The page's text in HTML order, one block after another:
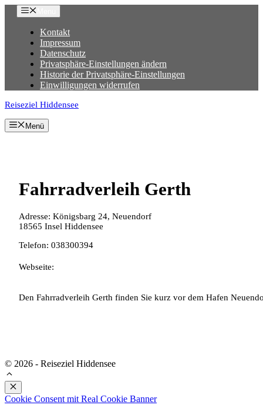
Zum
Inhalt
springen
Kontakt
Impressum
Datenschutz
Privatsphäre-Einstellungen ändern
Historie der Privatsphäre-Einstellungen
Einwilligungen widerrufen
Reiseziel Hiddensee
Menü
Fahrradverleih Gerth
Adresse: Königsbarg 24, Neuendorf
18565 Insel Hiddensee
Telefon: 038300394
Webseite:
Den Fahrradverleih Gerth finden Sie kurz vor dem Hafen
© 2026 - Reiseziel Hiddensee
Schließen
Cookie Consent mit Real Cookie Banner